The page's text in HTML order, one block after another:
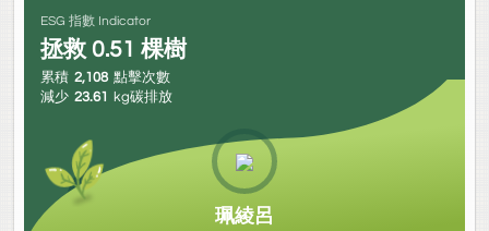
ESG 指數 Indicator
拯救 0.51 棵樹
累積 2,108 點擊次數
減少 23.61 kg碳排放
珮綾呂